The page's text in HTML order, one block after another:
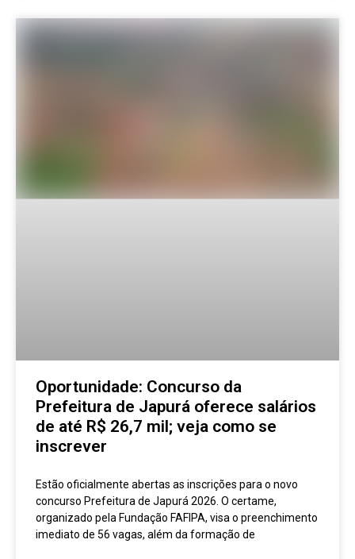
Oportunidade: Concurso da
Prefeitura de Japurá oferece salários
de até R$ 26,7 mil; veja como se
inscrever
Estão oficialmente abertas as inscrições para o novo
concurso Prefeitura de Japurá 2026. O certame,
organizado pela Fundação FAFIPA, visa o preenchimento
imediato de 56 vagas, além da formação de